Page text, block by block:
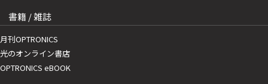
書籍 / 雑誌
月刊OPTRONICS
光のオンライン書店
OPTRONICS eBOOK